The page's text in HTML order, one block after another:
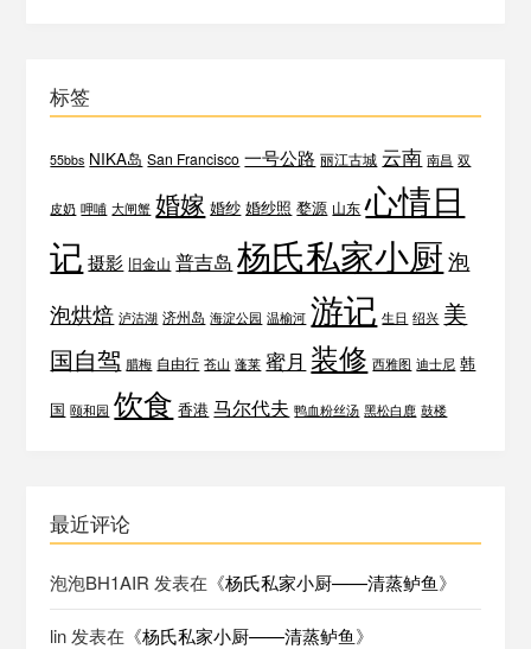
标签
55bbs NIKA岛 San Francisco 一号公路 丽江古城 云南 南昌 双
皮奶 呷哺 大闸蟹 婚嫁 婚纱 婚纱照 婺源 山东 心情日
记 摄影 旧金山 普吉岛 杨氏私家小厨 泡
泡烘焙 泸沽湖 济州岛 海淀公园 温榆河 游记 生日 绍兴 美
国自驾 腊梅 自由行 苍山 蓬莱 蜜月 装修 西雅图 迪士尼 韩
国 颐和园 饮食 香港 马尔代夫 鸭血粉丝汤 黑松白鹿 鼓楼
最近评论
泡泡BH1AIR 发表在《杨氏私家小厨——清蒸鲈鱼》
lin 发表在《杨氏私家小厨——清蒸鲈鱼》